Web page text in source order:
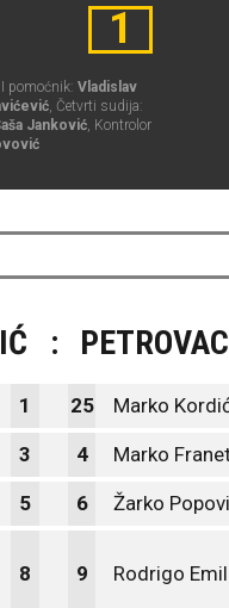
1
I pomoćnik: Vladislav
, Četvrti sudija:
Janković, Kontrolor
: PETROVAC
1 25 Marko
3 4 Marko
5 6 Žarko
8 9 Rodrigo